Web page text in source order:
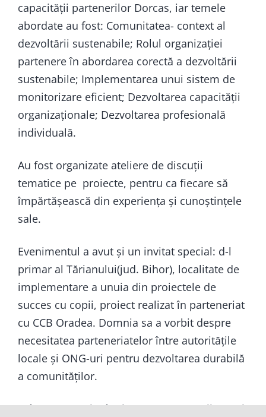
capacității partenerilor Dorcas, iar temele
abordate au fost: Comunitatea- context al
dezvoltării sustenabile; Rolul organizației
partenere în abordarea corectă a dezvoltării
sustenabile; Implementarea unui sistem de
monitorizare eficient; Dezvoltarea capacității
organizaționale; Dezvoltarea profesională
individuală.
Au fost organizate ateliere de discuții
tematice pe proiecte, pentru ca fiecare să
împărtășească din experiența și cunoștințele
sale.
Evenimentul a avut și un invitat special: d-l
primar al Tărianului(jud. Bihor), localitate de
implementare a unuia din proiectele de
succes cu copii, proiect realizat în parteneriat
cu CCB Oradea. Domnia sa a vorbit despre
necesitatea parteneriatelor între autoritățile
locale și ONG-uri pentru dezvoltarea durabilă
a comunităților.
Atât pentru noi, cât și pentru partenerii noștri,